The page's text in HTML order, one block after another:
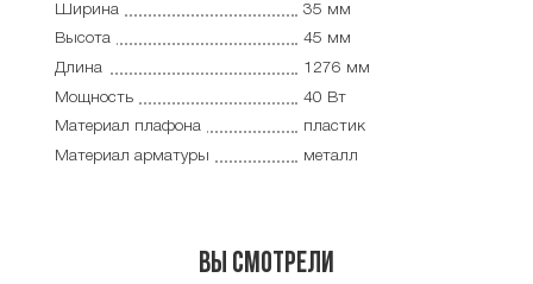
Ширина
35 мм
Высота
45 мм
Длина
1276 мм
Мощность
40 Вт
Материал плафона
пластик
Материал арматуры
металл
Вы смотрели